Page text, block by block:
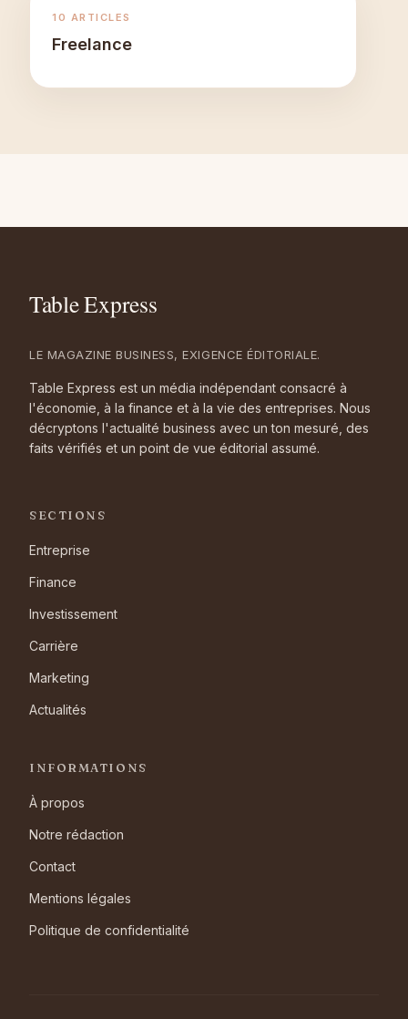
10 ARTICLES
Freelance
LE MAGAZINE BUSINESS, EXIGENCE ÉDITORIALE.
Table Express est un média indépendant consacré à
l'économie, à la finance et à la vie des entreprises. Nous
décryptons l'actualité business avec un ton mesuré, des
faits vérifiés et un point de vue éditorial assumé.
SECTIONS
Entreprise
Finance
Investissement
Carrière
Marketing
Actualités
INFORMATIONS
À propos
Notre rédaction
Contact
Mentions légales
Politique de confidentialité